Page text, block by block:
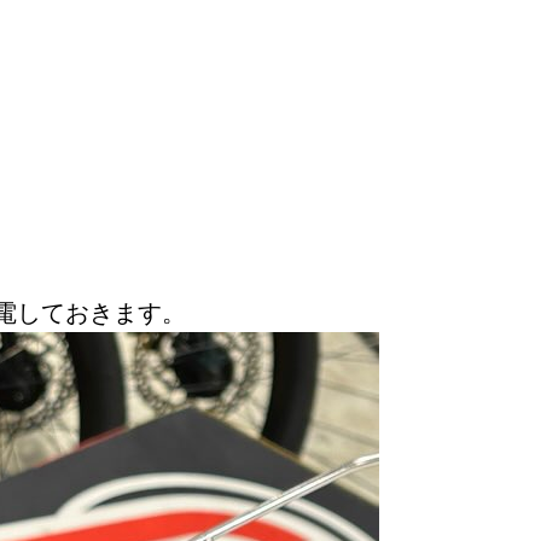
ておきます。